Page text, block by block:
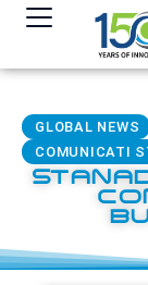
contenuto
GLOBAL NEWS
COMUNICATI